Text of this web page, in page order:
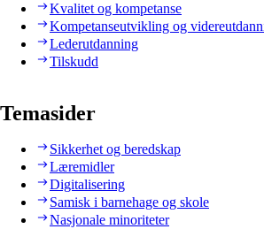
Kvalitet og kompetanse
Kompetanseutvikling og
Lederutdanning
Tilskudd
Temasider
Sikkerhet og beredskap
Læremidler
Digitalisering
Samisk i barnehage og skole
Nasjonale minoriteter